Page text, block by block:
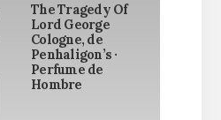
The Tragedy Of
Lord George
Cologne, de
Penhaligon’s ·
Perfume de
Hombre